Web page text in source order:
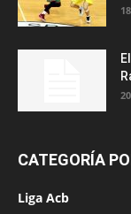
CATEGORÍA
Liga Acb